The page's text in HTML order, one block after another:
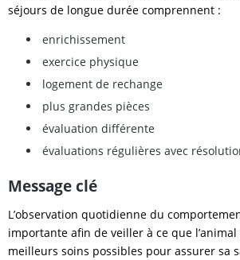
séjours de longue durée comprennent :
enrichissement
exercice physique
logement de rechange
plus grandes pièces
évaluation différente
évaluations régulières avec
Message clé
L’observation quotidienne du
importante afin de veiller à ce que l’animal
meilleurs soins possibles pour assurer sa